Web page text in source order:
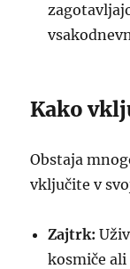
Kako
Obstaja
vključite v
Zajtrk:
kosmiče